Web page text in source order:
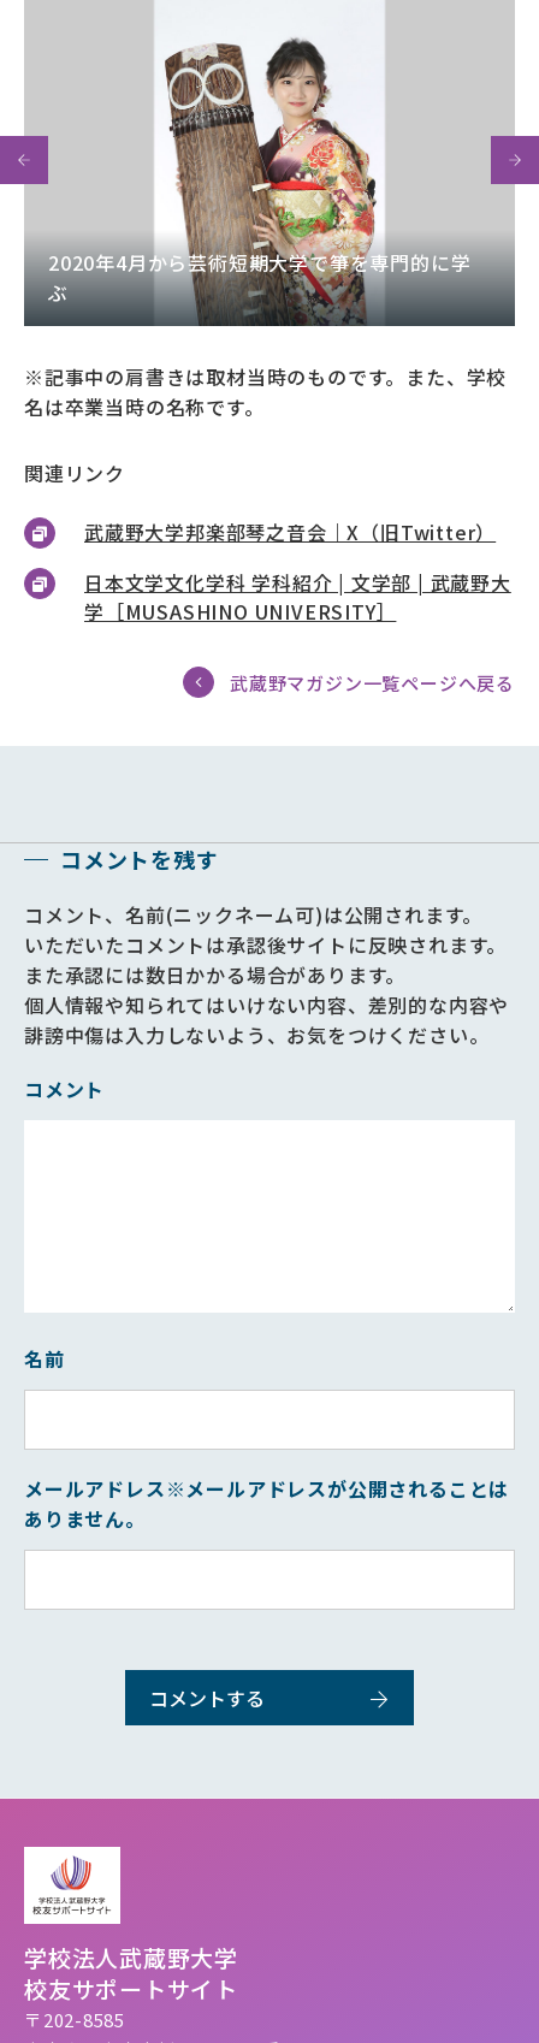
2020年4月から芸術短期大学で箏を専門的に学
ぶ
※記事中の肩書きは取材当時のものです。また、学校
名は卒業当時の名称です。
関連リンク
武蔵野大学邦楽部琴之音会｜X（旧Twitter）
日本文学文化学科 学科紹介 | 文学部 | 武蔵野大
学［MUSASHINO UNIVERSITY］
武蔵野マガジン一覧ページへ戻る
コメントを残す
コメント、名前(ニックネーム可)は公開されます。
いただいたコメントは承認後サイトに反映されます。
また承認には数日かかる場合があります。
個人情報や知られてはいけない内容、差別的な内容や
誹謗中傷は入力しないよう、お気をつけください。
コメント
名前
メールアドレス※メールアドレスが公開されることは
ありません。
学校法人武蔵野大学
校友サポートサイト
〒202-8585